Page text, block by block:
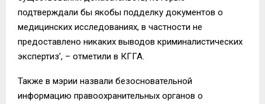
подтверждали бы якобы подделку документов о
медицинских исследованиях, в частности не
предоставлено никаких выводов криминалистических
экспертиз’, – отметили в КГГА.
Также в мэрии назвали безосновательной
информацию правоохранительных органов о